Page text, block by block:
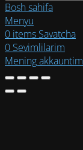
Bosh sahifa
Menyu
0 items Savatcha
0 Sevimlilarim
Mening akkauntim